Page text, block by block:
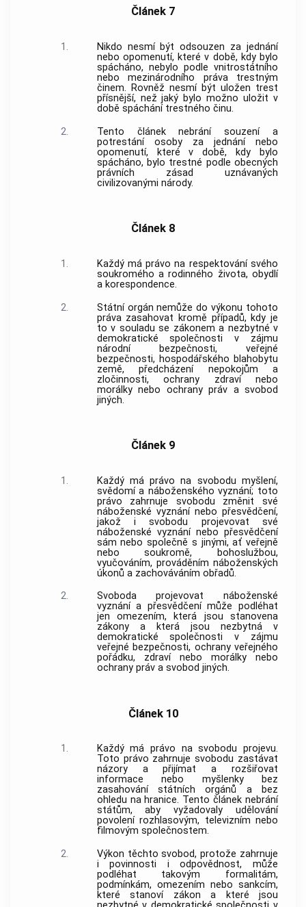
Článek 7
1.
Nikdo nesmí být odsouzen za jednání
nebo opomenutí, které v době, kdy bylo
spácháno, nebylo podle vnitrostátního
nebo mezinárodního práva trestným
činem. Rovněž nesmí být uložen trest
přísnější, než jaký bylo možno uložit v
době spáchání trestného činu.
2.
Tento článek nebrání souzení a
potrestání osoby za jednání nebo
opomenutí, které v době, kdy bylo
spácháno, bylo trestné podle obecných
právních zásad uznávaných
civilizovanými národy.
Článek 8
1.
Každý má právo na respektování svého
soukromého a rodinného života, obydlí
a korespondence.
2.
Státní orgán nemůže do výkonu tohoto
práva zasahovat kromě případů, kdy je
to v souladu se zákonem a nezbytné v
demokratické společnosti v zájmu
národní bezpečnosti, veřejné
bezpečnosti, hospodářského blahobytu
země, předcházení nepokojům a
zločinnosti, ochrany zdraví nebo
morálky nebo ochrany práv a svobod
jiných.
Článek 9
1.
Každý má právo na svobodu myšlení,
svědomí a náboženského vyznání; toto
právo zahrnuje svobodu změnit své
náboženské vyznání nebo přesvědčení,
jakož i svobodu projevovat své
náboženské vyznání nebo přesvědčení
sám nebo společně s jinými, ať veřejně
nebo soukromě, bohoslužbou,
vyučováním, prováděním náboženských
úkonů a zachováváním obřadů.
2.
Svoboda projevovat náboženské
vyznání a přesvědčení může podléhat
jen omezením, která jsou stanovena
zákony a která jsou nezbytná v
demokratické společnosti v zájmu
veřejné bezpečnosti, ochrany veřejného
pořádku, zdraví nebo morálky nebo
ochrany práv a svobod jiných.
Článek 10
1.
Každý má právo na svobodu projevu.
Toto právo zahrnuje svobodu zastávat
názory a přijímat a rozšiřovat
informace nebo myšlenky bez
zasahování státních orgánů a bez
ohledu na hranice. Tento článek nebrání
státům, aby vyžadovaly udělování
povolení rozhlasovým, televizním nebo
filmovým společnostem.
2.
Výkon těchto svobod, protože zahrnuje
i povinnosti i odpovědnost, může
podléhat takovým formalitám,
podmínkám, omezením nebo sankcím,
které stanoví zákon a které jsou